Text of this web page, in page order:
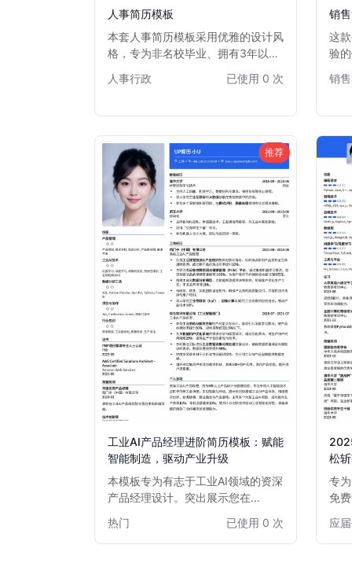
人事简历模板
本套人事简历模板采用优雅的设计风
格，专为非名校毕业、拥有3年以内
制。模板注重内容逻辑与视觉平衡，
配，有效突出您的专业技能和实践经
验，弥补学历背景的不足。它能帮助
您在众多求职者中，以沉稳专业的形
象脱颖而出，获得心仪的人事岗位。
人事行政 已使用 0 次
销
这
验
样
沟
助
心
销
推荐
工业AI产品经理进阶简历模板：赋能
智能制造，驱动产业升级
本模板专为有志于工业AI领域的资深
产品经理设计。突出展示您在
器学习等方面的专业知识和项目经
验。优化排版，强调数据驱动的决策
热门 已使用 0 次
松
专
免
景
能
应